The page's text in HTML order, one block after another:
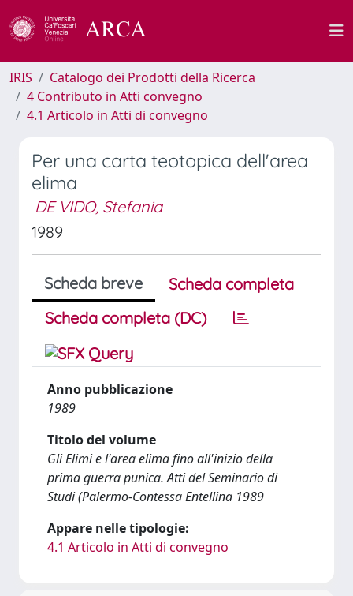
IRIS
Catalogo dei Prodotti della Ricerca
4 Contributo in Atti convegno
4.1 Articolo in Atti di convegno
Per una carta teotopica dell'area
elima
DE VIDO, Stefania
1989
Scheda breve
Scheda completa
Scheda completa (DC)
Anno pubblicazione
1989
Titolo del volume
Gli Elimi e l'area elima fino all'inizio della
prima guerra punica. Atti del Seminario di
Studi (Palermo-Contessa Entellina 1989
Appare nelle tipologie:
4.1 Articolo in Atti di convegno